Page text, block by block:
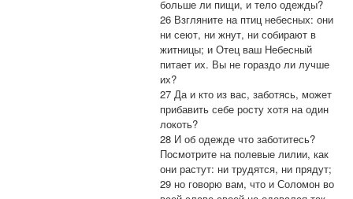
больше ли пищи, и тело одежды?
26 Взгляните на птиц небесных: они
ни сеют, ни жнут, ни собирают в
житницы; и Отец ваш Небесный
питает их. Вы не гораздо ли лучше
их?
27 Да и кто из вас, заботясь, может
прибавить себе росту хотя на один
локоть?
28 И об одежде что заботитесь?
Посмотрите на полевые лилии, как
они растут: ни трудятся, ни прядут;
29 но говорю вам, что и Соломон во